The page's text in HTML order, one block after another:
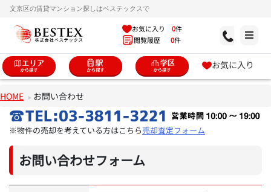
文京区の賃貸マンション探しはベステックスで
お気に入り 0件
閲覧履歴 0件
お気に入り
HOME お問い合わせ
※物件の売却を考えている方はこちら売却査定フォーム
お問い合わせフォーム